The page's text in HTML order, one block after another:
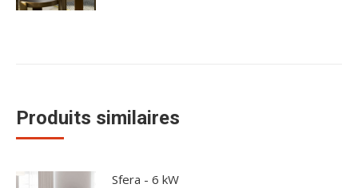
Produits similaires
Sfera - 6 kW